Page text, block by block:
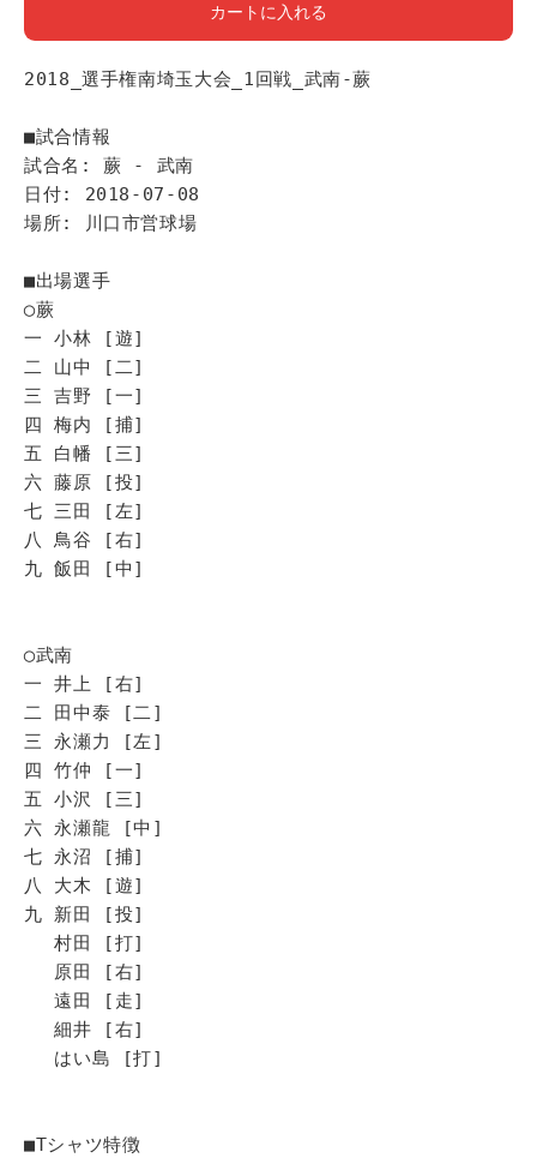
カートに入れる
2018_選手権南埼玉大会_1回戦_武南-蕨
■試合情報
試合名: 蕨 - 武南
日付: 2018-07-08
場所: 川口市営球場
■出場選手
◯蕨
一 小林 [遊]
二 山中 [二]
三 吉野 [一]
四 梅内 [捕]
五 白幡 [三]
六 藤原 [投]
七 三田 [左]
八 鳥谷 [右]
九 飯田 [中]
◯武南
一 井上 [右]
二 田中泰 [二]
三 永瀬力 [左]
四 竹仲 [一]
五 小沢 [三]
六 永瀬龍 [中]
七 永沼 [捕]
八 大木 [遊]
九 新田 [投]
村田 [打]
原田 [右]
遠田 [走]
細井 [右]
はい島 [打]
■Tシャツ特徴